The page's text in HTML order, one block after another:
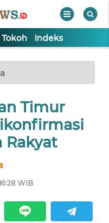
Tokoh Indeks
Timur
Rakyat
WIB